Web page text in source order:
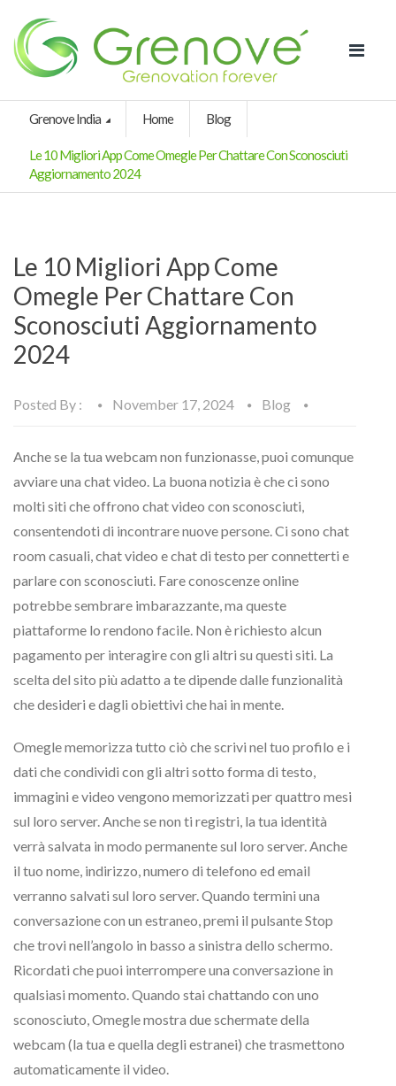
Grenove India Home Blog
Le 10 Migliori App Come Omegle Per Chattare Con Sconosciuti
Aggiornamento 2024
Le 10 Migliori App Come
Omegle Per Chattare Con
Sconosciuti Aggiornamento
2024
Posted By : November 17, 2024 Blog
Anche se la tua webcam non funzionasse, puoi comunque
avviare una chat video. La buona notizia è che ci sono
molti siti che offrono chat video con sconosciuti,
consentendoti di incontrare nuove persone. Ci sono chat
room casuali, chat video e chat di testo per connetterti e
parlare con sconosciuti. Fare conoscenze online
potrebbe sembrare imbarazzante, ma queste
piattaforme lo rendono facile. Non è richiesto alcun
pagamento per interagire con gli altri su questi siti. La
scelta del sito più adatto a te dipende dalle funzionalità
che desideri e dagli obiettivi che hai in mente.
Omegle memorizza tutto ciò che scrivi nel tuo profilo e i
dati che condividi con gli altri sotto forma di testo,
immagini e video vengono memorizzati per quattro mesi
sul loro server. Anche se non ti registri, la tua identità
verrà salvata in modo permanente sul loro server. Anche
il tuo nome, indirizzo, numero di telefono ed email
verranno salvati sul loro server. Quando termini una
conversazione con un estraneo, premi il pulsante Stop
che trovi nell’angolo in basso a sinistra dello schermo.
Ricordati che puoi interrompere una conversazione in
qualsiasi momento. Quando stai chattando con uno
sconosciuto, Omegle mostra due schermate della
webcam (la tua e quella degli estranei) che trasmettono
automaticamente il video.